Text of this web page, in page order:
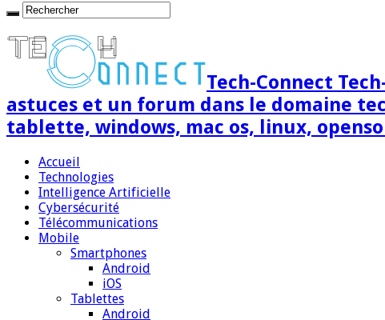
Tech-Connect
astuces et un forum dans le domaine
tablette, windows, mac os, linux,
Accueil
Technologies
Intelligence Artificielle
Cybersécurité
Télécommunications
Mobile
Smartphones
Android
iOS
Tablettes
Android